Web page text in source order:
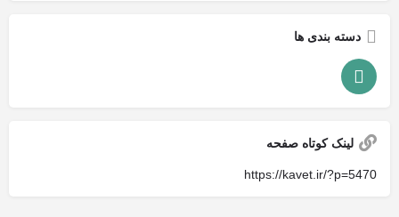
دسته بندی ها
لینک کوتاه صفحه
https://kavet.ir/?p=5470